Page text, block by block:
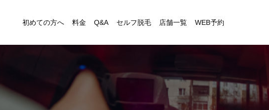
初めての方へ 料金 Q&A セルフ脱毛 店舗一覧 WEB予約